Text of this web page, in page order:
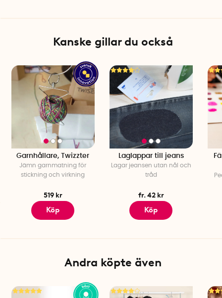
Kanske gillar du också
Garnhållare, Twizzter
Jämn garnmatning för
stickning och virkning
519 kr
Köp
Laglappar till jeans
Lagar jeansen utan nål och
tråd
fr. 42 kr
Köp
Andra köpte även